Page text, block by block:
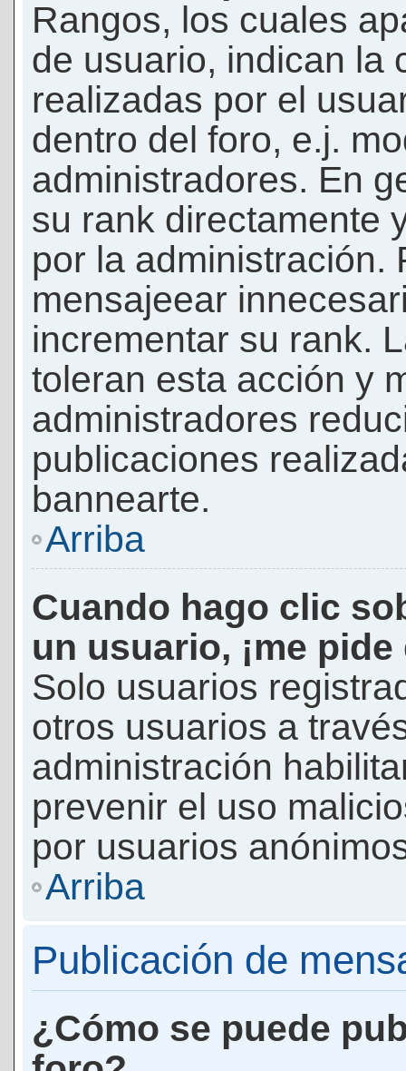
Rangos, los cuales
de usuario, indican la
realizadas por el
dentro del foro, e.j.
administradores. En
su rank directamente
por la administración.
mensajeear
incrementar su rank.
toleran esta acción y
administradores
publicaciones
bannearte.
Arriba
Cuando hago clic
un usuario, ¡me
Solo usuarios
otros usuarios a
administración
prevenir el uso
por usuarios
Arriba
Publicación de
¿Cómo se puede